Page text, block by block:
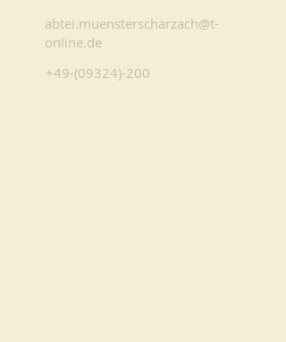
abtei.muensterscharzach@t-
online.de
+49-(09324)-200